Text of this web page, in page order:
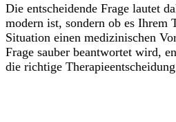
Die entscheidende Frage lautet
modern ist, sondern ob es Ihrem
Situation einen medizinischen
Frage sauber beantwortet wird,
die richtige